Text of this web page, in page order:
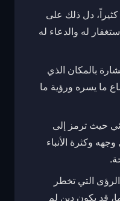
دل ذلك على
له والدعاء له
بالمكان الذي
ما يسره ورؤية ما
حيث ترمز إلى
وكثرة الأنباء
التي تخطر
قد يكون دين لم